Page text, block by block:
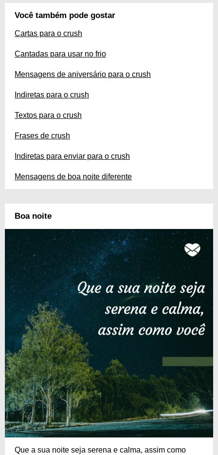
Você também pode gostar
Cartas para o crush
Cantadas para usar no frio
Mensagens de aniversário para o crush
Indiretas para o crush
Textos para o crush
Frases de crush
Indiretas para enviar para o crush
Mensagens de boa noite diferente
Boa noite
Que a sua noite seja serena e calma, assim como